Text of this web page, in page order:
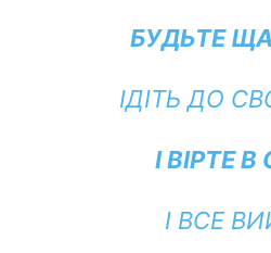
БУДЬТЕ
ІДІТЬ ДО
І ВІРТЕ В
І ВСЕ